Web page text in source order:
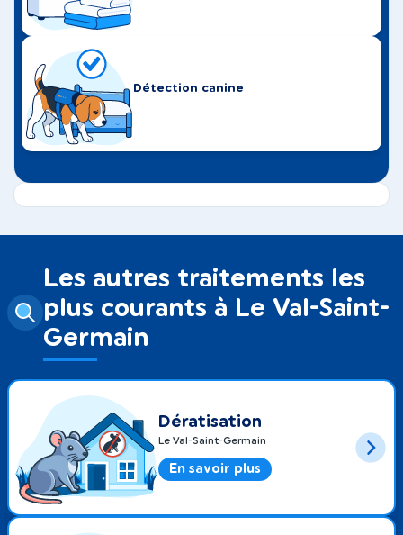
Détection canine
Les autres traitements les
plus courants à Le Val-Saint-
Germain
Dératisation
Le Val-Saint-Germain
En savoir plus